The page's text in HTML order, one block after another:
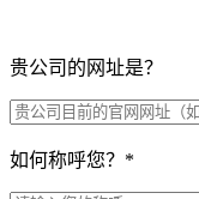
贵公司的网址是？
如何称呼您？ *